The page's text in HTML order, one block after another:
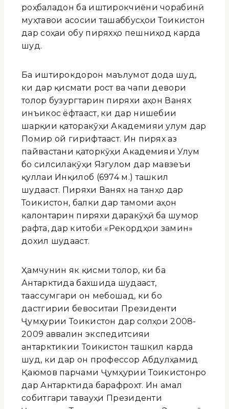
роҳбаладон ба иштирокчиёни чорабинӣ
муҳтавои асосии ташаббусҳои Тоҷикистон
дар соҳаи обу пиряхҳо пешниҳод карда
шуд.
Ба иштирокдорон маълумот дода шуд,
ки дар қисмати рост ва чапи девори
толор бузургтарин пиряхи ҷаҳон Ванҷях
инъикос ёфтааст, ки дар нишебии
шарқии қаторакӯҳи Академияи улум дар
Помир ҷой гирифтааст. Ин пирях аз
пайвастани қаторкӯҳи Академияи Улум
бо силсилакӯҳи Язгулом дар мавзеъи
қуллаи Инқилоб (6974 м.) ташкил
шудааст. Пиряхи Ванҷях на танҳо дар
Тоҷикистон, балки дар тамоми ҷаҳон
калонтарин пиряхи даракӯҳӣ ба шумор
рафта, дар китоби «Рекордҳои замин»
дохил шудааст.
Ҳамчунин як қисми толор, ки ба
Антарктида бахшида шудааст,
таҷассумгари он мебошад, ки бо
дастгирии бевоситаи Президенти
Ҷумҳурии Тоҷикистон дар солҳои 2008-
2009 аввалин экспедитсияи
антарктикии Тоҷикистон ташкил карда
шуд, ки дар он профессор Абдулҳамид
Қаюмов парчами Ҷумҳурии Тоҷикистонро
дар Антарктида барафрохт. Ин амал
собитгари таваҷҷуҳи Президенти